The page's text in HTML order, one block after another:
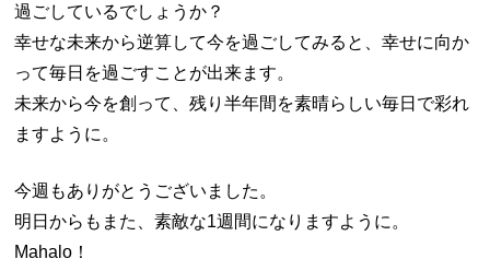
過ごしているでしょうか？
幸せな未来から逆算して今を過ごしてみると、幸せに向か
って毎日を過ごすことが出来ます。
未来から今を創って、残り半年間を素晴らしい毎日で彩れ
ますように。
今週もありがとうございました。
明日からもまた、素敵な1週間になりますように。
Mahalo！